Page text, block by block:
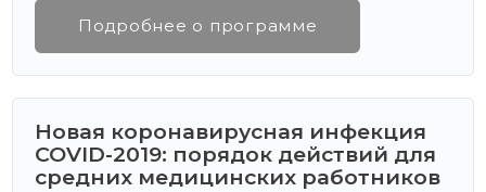
Подробнее о программе
Новая коронавирусная инфекция
COVID-2019: порядок действий для
средних медицинских работников